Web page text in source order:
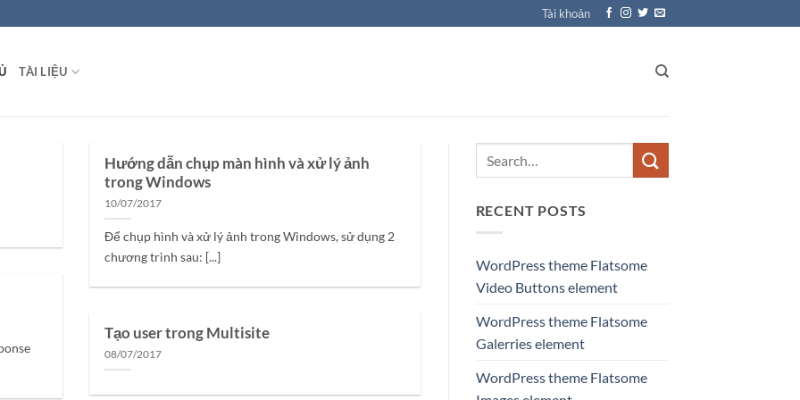
Tài khoản
TÀI LIỆU
Hướng dẫn chụp màn hình và xử lý ảnh
trong Windows
10/07/2017
Để chụp hình và xử lý ảnh trong Windows, sử dụng 2
chương trình sau: [...]
Tạo user trong Multisite
08/07/2017
RECENT POSTS
WordPress theme Flatsome
Video Buttons element
WordPress theme Flatsome
Galerries element
WordPress theme Flatsome